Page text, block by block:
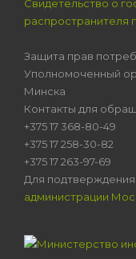
Свидетельство о
распространителя
Защита прав
Уполномоченный
Минска
Контакты для
+375 17 368-80-49
+375 17 258-30-82
+375 17 263-97-69
Для
администрации